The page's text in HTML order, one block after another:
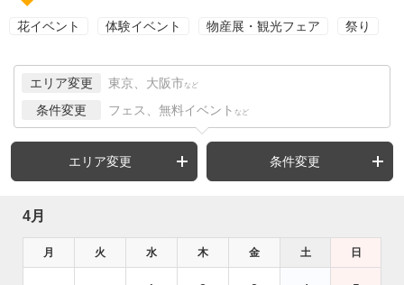
花イベント 体験イベント 物産展・観光フェア 祭り
エリア変更 東京、大阪市 など
条件変更 フェス、無料イベント など
エリア変更 条件変更
4月
月 火 水 木 金 土 日